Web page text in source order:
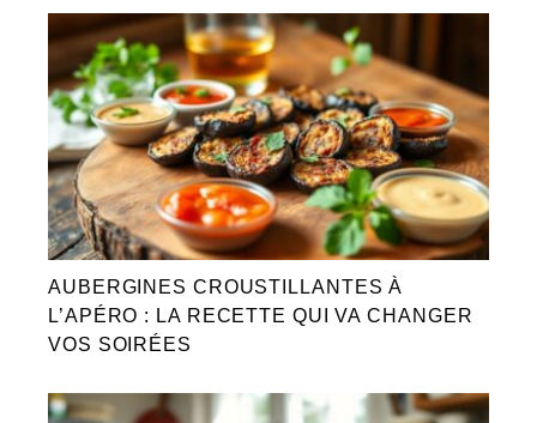
AUBERGINES CROUSTILLANTES À
L’APÉRO : LA RECETTE QUI VA CHANGER
VOS SOIRÉES